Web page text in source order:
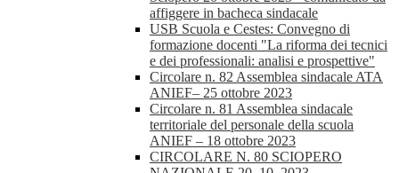
affiggere in bacheca sindacale
USB Scuola e Cestes: Convegno di
formazione docenti "La riforma dei tecnici
e dei professionali: analisi e prospettive"
Circolare n. 82 Assemblea sindacale ATA
ANIEF– 25 ottobre 2023
Circolare n. 81 Assemblea sindacale
territoriale del personale della scuola
ANIEF – 18 ottobre 2023
CIRCOLARE N. 80 SCIOPERO